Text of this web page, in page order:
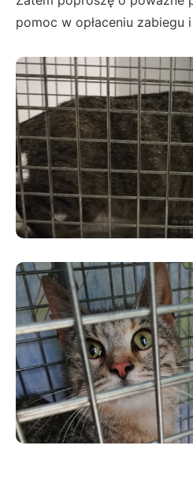
pomoc w opłaceniu zabiegu